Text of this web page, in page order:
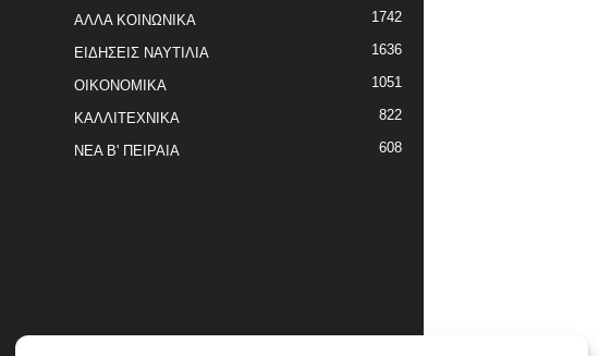
ΑΛΛΑ ΚΟΙΝΩΝΙΚΑ 1742
ΕΙΔΗΣΕΙΣ ΝΑΥΤΙΛΙΑ 1636
ΟΙΚΟΝΟΜΙΚΑ 1051
ΚΑΛΛΙΤΕΧΝΙΚΑ 822
ΝΕΑ Β' ΠΕΙΡΑΙΑ 608